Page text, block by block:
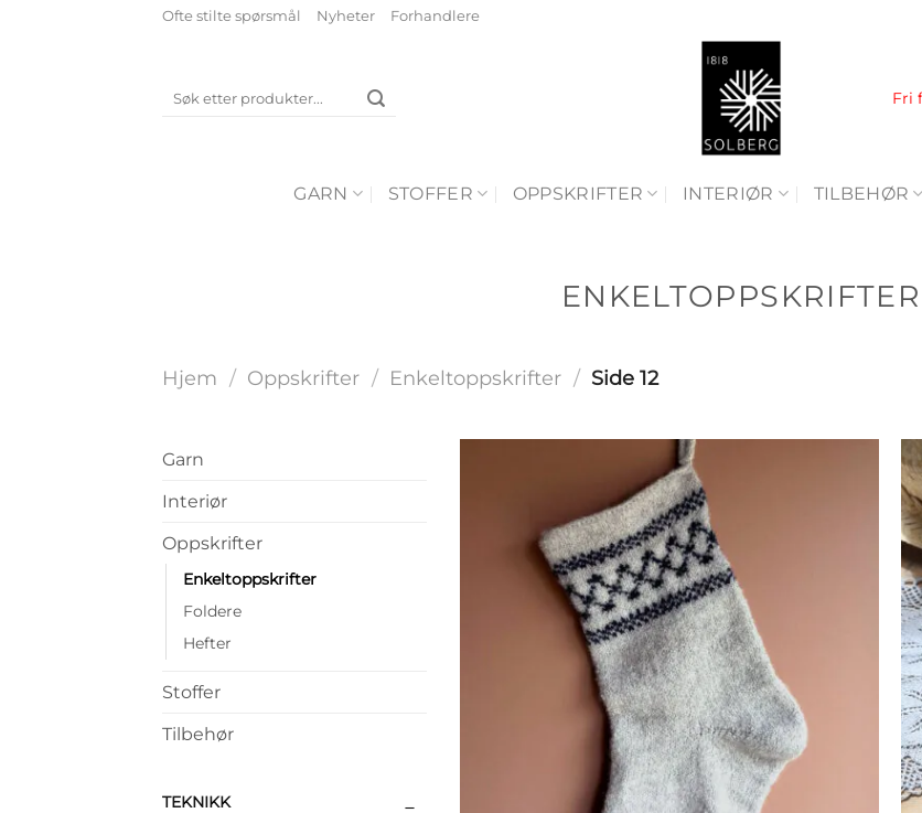
Ofte stilte spørsmål Nyheter Forhandlere
etter:
Fri
GARN STOFFER OPPSKRIFTER INTERIØR TILBEHØR
ENKELTOPPSKRIFTER
Hjem / Oppskrifter / Enkeltoppskrifter / Side 12
Garn
Interiør
Oppskrifter
Enkeltoppskrifter
Foldere
Hefter
Stoffer
Tilbehør
TEKNIKK